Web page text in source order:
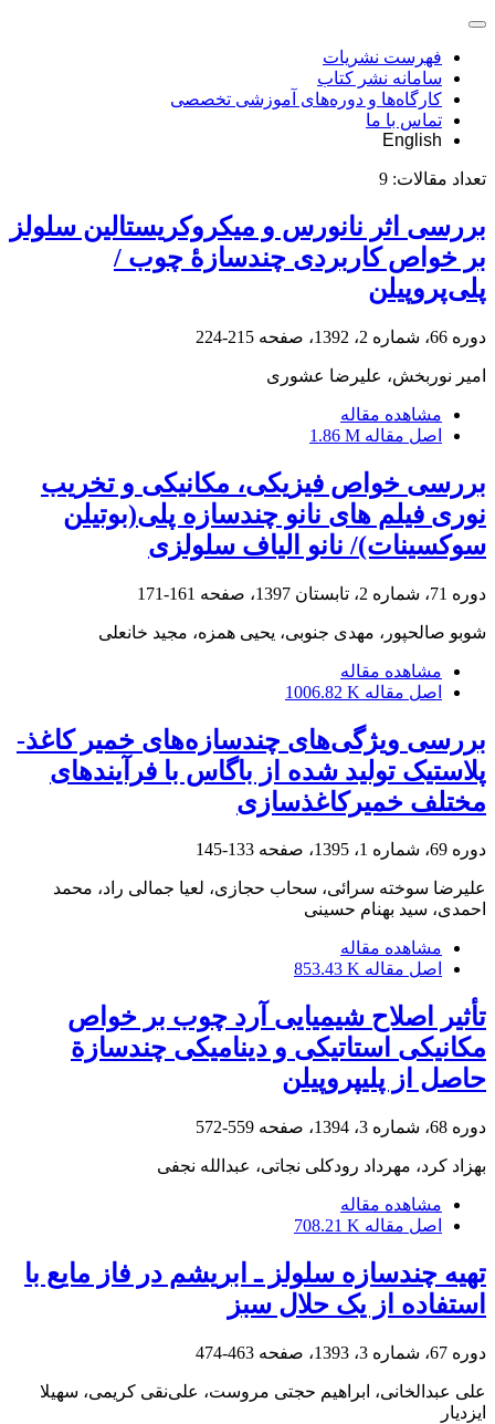
فهرست نشریات
سامانه نشر کتاب
کارگاه‌ها و دوره‌های آموزشی تخصصی
تماس با ما
English
تعداد مقالات: 9
بررسی اثر نانو‏‏‏رس و میکروکریستالین سلولز
بر خواص کاربردی چندسازۀ چوب /
پلی‌پروپیلن
دوره 66، شماره 2، 1392، صفحه 215-224
امیر نوربخش، علیرضا عشوری
مشاهده مقاله
اصل مقاله 1.86 M
بررسی خواص فیزیکی، مکانیکی و تخریب
نوری فیلم های نانو چندسازه پلی(بوتیلن
سوکسینات)/ نانو الیاف سلولزی
دوره 71، شماره 2، تابستان 1397، صفحه 161-171
شوبو صالحپور، مهدی جنوبی، یحیی همزه، مجید خانعلی
مشاهده مقاله
اصل مقاله 1006.82 K
بررسی ویژگی‌های چندسازه‌های خمیر کاغذ-
پلاستیک تولید شده از باگاس با فرآیندهای
مختلف خمیرکاغذسازی
دوره 69، شماره 1، 1395، صفحه 133-145
علیرضا سوخته سرائی، سحاب حجازی، لعیا جمالی راد، محمد
احمدی، سید بهنام حسینی
مشاهده مقاله
اصل مقاله 853.43 K
تأثیر اصلاح شیمیایی آرد چوب بر خواص
مکانیکی استاتیکی و دینامیکی چندسازة
حاصل از پلی‏پروپیلن
دوره 68، شماره 3، 1394، صفحه 559-572
بهزاد کرد، مهرداد رودکلی نجاتی، عبدالله نجفی
مشاهده مقاله
اصل مقاله 708.21 K
تهیه چندسازه سلولز ـ ابریشم در فاز مایع با
استفاده از یک حلال سبز
دوره 67، شماره 3، 1393، صفحه 463-474
علی عبدالخانی، ابراهیم حجتی مروست، علی‌نقی کریمی، سهیلا
ایزدیار